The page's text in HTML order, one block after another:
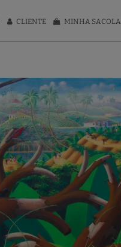
CLIENTE MINHA SACOLA